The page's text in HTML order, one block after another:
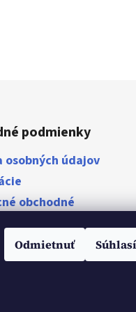
Odmietnuť
podmienky
osobných údajov
obchodné